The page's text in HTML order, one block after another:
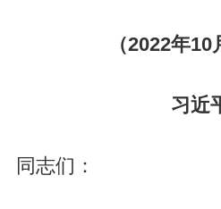
（2022年10
习近
同志们：